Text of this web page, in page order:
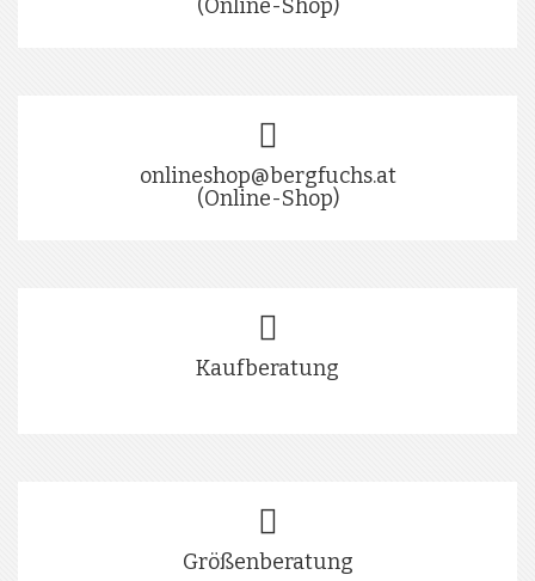
(Online-Shop)
onlineshop@bergfuchs.at
(Online-Shop)
Kaufberatung
Größenberatung